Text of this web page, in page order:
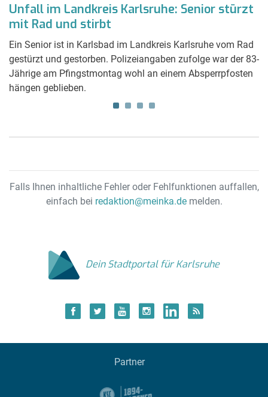
Unfall im Landkreis Karlsruhe: Senior stürzt
mit Rad und stirbt
Ein Senior ist in Karlsbad im Landkreis Karlsruhe vom Rad
gestürzt und gestorben. Polizeiangaben zufolge war der 83-
Jährige am Pfingstmontag wohl an einem Absperrpfosten
hängen geblieben.
Falls Ihnen inhaltliche Fehler oder Fehlfunktionen auffallen,
einfach bei redaktion@meinka.demelden.
Dein Stadtportal für Karlsruhe
Partner